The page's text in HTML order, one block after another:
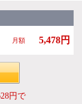
月額 5,478円
円で